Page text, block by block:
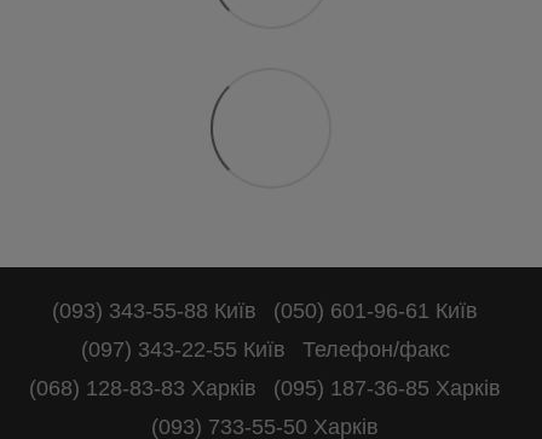
(093) 343-55-88 Київ
(050) 601-96-61 Київ
(097) 343-22-55 Київ
Телефон/факс
(068) 128-83-83 Харків
(095) 187-36-85 Харків
(093) 733-55-50 Харків